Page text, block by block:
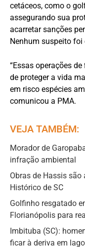
cetáceos, como o
assegurando sua
acarretar sanções
Nenhum suspeito foi
“Essas operações
de proteger a vida
em risco espécies
comunicou a PMA.
VEJA TAMBÉM:
Morador de
infração ambiental
Obras de Hassis são
Histórico de SC
Golfinho resgatado
Florianópolis para
Imbituba (SC):
ficar à deriva em